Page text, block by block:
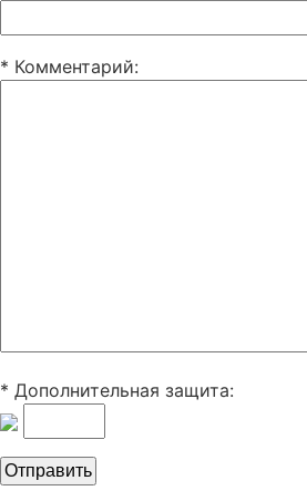
* Комментарий:
* Дополнительная защита: